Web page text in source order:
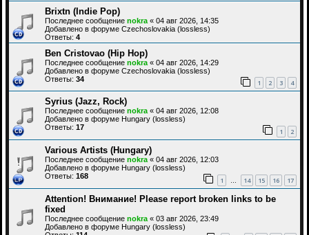
Brixtn (Indie Pop)
Последнее сообщение nokra « 04 авг 2026, 14:35
Добавлено в форуме Czechoslovakia (lossless)
Ответы: 4
Ben Cristovao (Hip Hop)
Последнее сообщение nokra « 04 авг 2026, 14:29
Добавлено в форуме Czechoslovakia (lossless)
Ответы: 34 1 2 3 4
Syrius (Jazz, Rock)
Последнее сообщение nokra« 04 авг 2026, 12:08
Добавлено в форуме Hungary (lossless)
Ответы: 17 1 2
Various Artists (Hungary)
Последнее сообщение nokra « 04 авг 2026, 12:03
Добавлено в форуме Hungary (lossless)
Ответы: 168 1 … 14 15 16 17
Attention! Внимание! Please report broken links to be
fixed
Последнее сообщение nokra « 03 авг 2026, 23:49
Добавлено в форуме Hungary (lossless)